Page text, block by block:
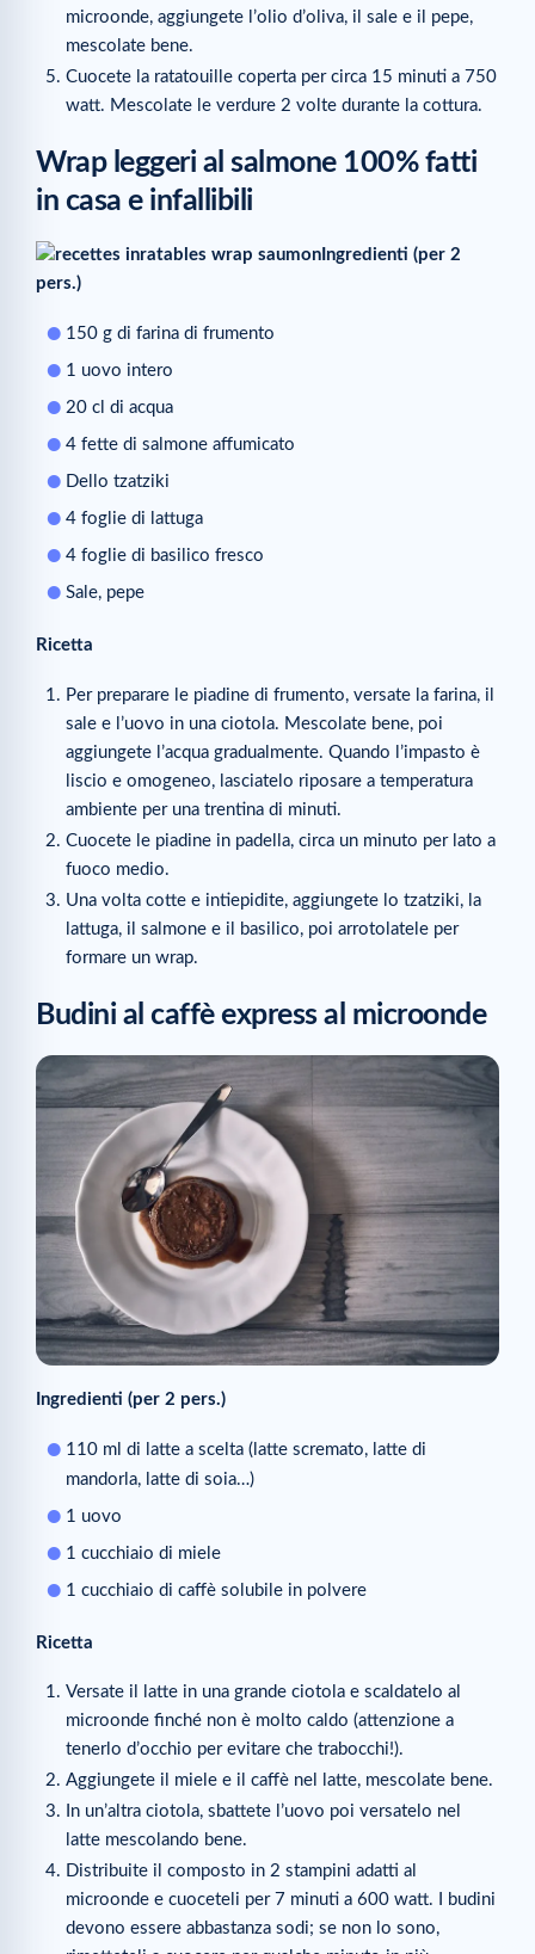
microonde, aggiungete l’olio d’oliva, il sale e il pepe,
mescolate bene.
Cuocete la ratatouille coperta per circa 15 minuti a 750
watt. Mescolate le verdure 2 volte durante la cottura.
Wrap leggeri al salmone 100% fatti
in casa e infallibili
Ingredienti (per 2
pers.)
150 g di farina di frumento
1 uovo intero
20 cl di acqua
4 fette di salmone affumicato
Dello tzatziki
4 foglie di lattuga
4 foglie di basilico fresco
Sale, pepe
Ricetta
Per preparare le piadine di frumento, versate la farina, il
sale e l’uovo in una ciotola. Mescolate bene, poi
aggiungete l’acqua gradualmente. Quando l’impasto è
liscio e omogeneo, lasciatelo riposare a temperatura
ambiente per una trentina di minuti.
Cuocete le piadine in padella, circa un minuto per lato a
fuoco medio.
Una volta cotte e intiepidite, aggiungete lo tzatziki, la
lattuga, il salmone e il basilico, poi arrotolatele per
formare un wrap.
Budini al caffè express al microonde
Ingredienti (per 2 pers.)
110 ml di latte a scelta (latte scremato, latte di
mandorla, latte di soia…)
1 uovo
1 cucchiaio di miele
1 cucchiaio di caffè solubile in polvere
Ricetta
Versate il latte in una grande ciotola e scaldatelo al
microonde finché non è molto caldo (attenzione a
tenerlo d’occhio per evitare che trabocchi!).
Aggiungete il miele e il caffè nel latte, mescolate bene.
In un’altra ciotola, sbattete l’uovo poi versatelo nel
latte mescolando bene.
Distribuite il composto in 2 stampini adatti al
microonde e cuoceteli per 7 minuti a 600 watt. I budini
devono essere abbastanza sodi; se non lo sono,